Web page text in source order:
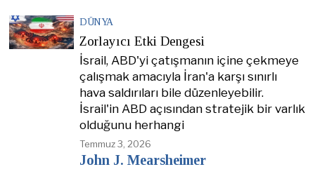
DÜNYA
Zorlayıcı Etki Dengesi
İsrail, ABD'yi çatışmanın içine çekmeye
çalışmak amacıyla İran'a karşı sınırlı
hava saldırıları bile düzenleyebilir.
İsrail'in ABD açısından stratejik bir varlık
olduğunu herhangi
Temmuz 3, 2026
John J. Mearsheimer